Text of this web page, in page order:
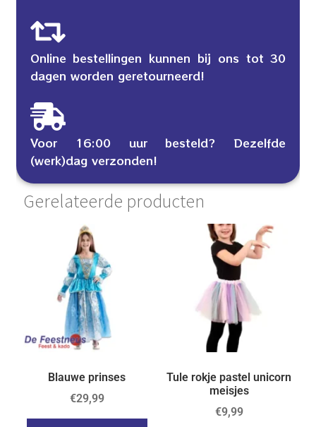
Online bestellingen kunnen bij ons tot 30
dagen worden geretourneerd!
Voor 16:00 uur besteld? Dezelfde
(werk)dag verzonden!
Gerelateerde producten
Blauwe prinses
€29,99
Tule rokje pastel unicorn
meisjes
€9,99